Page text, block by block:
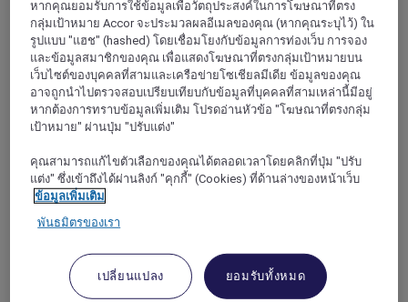
Changwon, เกาหลีใต้
Grand Mercure Ambassador Changwon
Discover our hotel combining lifestyle and sensible design
offering a truly relaxing experience for both business and
leisure travellers. It features 321 rooms decorated in 10
หากคุณยอมรับการใช้ข้อมูลเพื่อวัตถุประสงค์ในการโฆษณาที่ตรง
กลุ่มเป้าหมาย Accor จะประมวลผลอีเมลของคุณ (หากคุณระบุไว้) ใน
รูปแบบ "แฮช" (hashed) โดยเชื่อมโยงกับข้อมูลการท่องเว็บ การจอง
และข้อมูลสมาชิกของคุณ เพื่อแสดงโฆษณาที่ตรงกลุ่มเป้าหมายบน
เว็บไซต์ของบุคคลที่สามและเครือข่ายโซเชียลมีเดีย ข้อมูลของคุณ
อาจถูกนำไปตรวจสอบเปรียบเทียบกับข้อมูลที่บุคคลที่สามเหล่านี้มีอยู่
หากต้องการทราบข้อมูลเพิ่มเติม โปรดอ่านหัวข้อ "โฆษณาที่ตรงกลุ่ม
เป้าหมาย" ผ่านปุ่ม "ปรับแต่ง"
คุณสามารถแก้ไขตัวเลือกของคุณได้ตลอดเวลาโดยคลิกที่ปุ่ม "ปรับ
แต่ง" ซึ่งเข้าถึงได้ผ่านลิงก์ "คุกกี้" (Cookies) ที่ด้านล่างของหน้าเว็บ
ข้อมูลเพิ่มเติม
พันธมิตรของเรา
เปลี่ยนแปลง ยอมรับทั้งหมด